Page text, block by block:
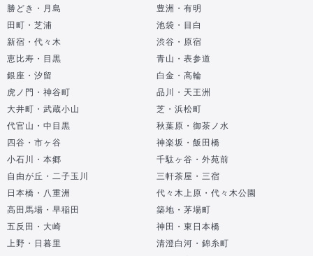
勝どき・月島
豊洲・有明
田町・芝浦
池袋・目白
新宿・代々木
渋谷・原宿
恵比寿・目黒
青山・表参道
銀座・汐留
白金・高輪
虎ノ門・神谷町
品川・天王洲
大井町・武蔵小山
芝・浜松町
代官山・中目黒
秋葉原・御茶ノ水
四谷・市ヶ谷
神楽坂・飯田橋
小石川・本郷
千駄ヶ谷・外苑前
自由が丘・二子玉川
三軒茶屋・三宿
日本橋・八重洲
代々木上原・代々木公園
高田馬場・早稲田
築地・茅場町
五反田・大崎
神田・東日本橋
上野・日暮里
清澄白河・錦糸町